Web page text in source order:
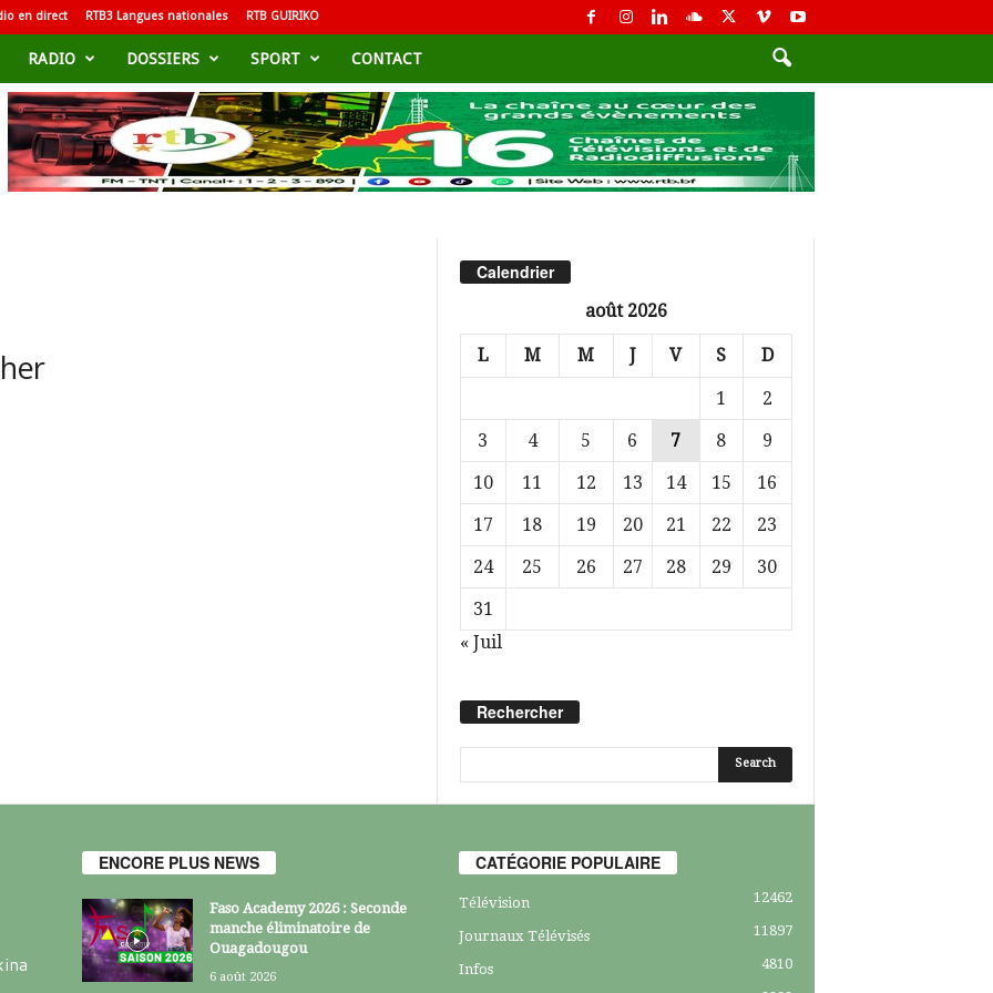
en direct RTB3 Langues nationales RTB GUIRIKO
RADIO DOSSIERS SPORT CONTACT
Calendrier
août 2026
L M M J V S D
1
2
3
4 5 6 7 8
9
10
11 12 13 14 15
16
17
18 19 20 21 22
23
24
25 26 27 28 29
30
31
« Juil
Rechercher
ENCORE PLUS NEWS
Faso Academy 2026 : Seconde
manche éliminatoire de
Ouagadougou
6 août 2026
CATÉGORIE POPULAIRE
Télévision 12462
Journaux Télévisés 11897
Infos
4810